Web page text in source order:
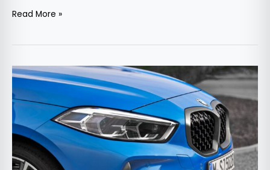
Read More »
Noul
BMW
Seria
–
Informații
și